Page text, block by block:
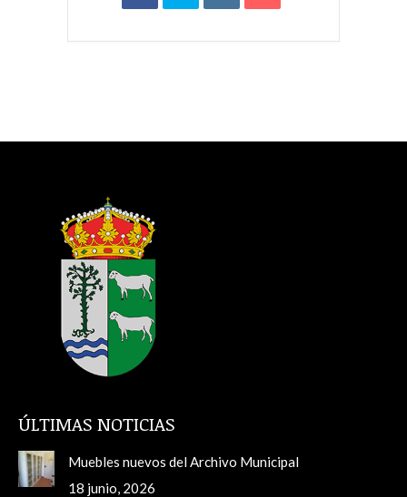
ÚLTIMAS NOTICIAS
Muebles nuevos del Archivo Municipal
18 junio, 2026